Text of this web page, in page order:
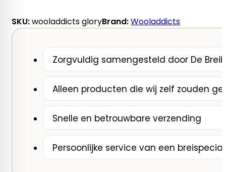
aantal
SKU:wooladdicts gloryBrand:Wooladdicts
Zorgvuldig samengesteld door De
Alleen producten die wij zelf zouden
Snelle en betrouwbare verzending
Persoonlijke service van een